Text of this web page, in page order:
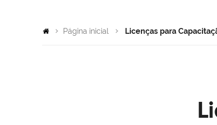
Página inicial Licenças para